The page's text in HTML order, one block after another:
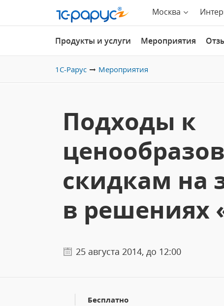
Москва
Продукты и услуги Мероприятия
1С-Рарус Мероприятия
Подходы к
скидкам на
в решениях
25 августа 2014, до 12:00
Бесплатно